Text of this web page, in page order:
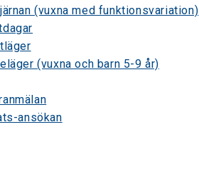
(vuxna med funktionsvariation)
(vuxna och barn 5-9 år)
ansökan